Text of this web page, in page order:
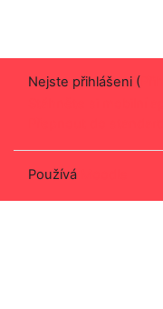
Nejste přihlášeni (
Používá